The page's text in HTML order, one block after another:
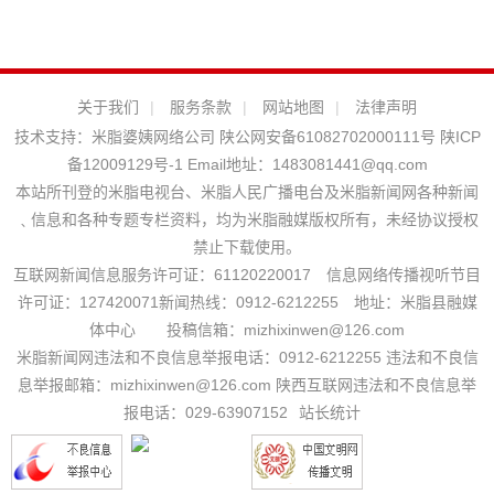
关于我们 | 服务条款 | 网站地图 |
法律声明
技术支持： 米脂婆姨网络公司 陕公网安备61082702000111号 陕ICP
备12009129号-1 Email地址： 1483081441@qq.com
本站所刊登的米脂电视台、米脂人民广播电台及米脂新闻网各种新闻
﹑信息和各种专题专栏资料，均为米脂融媒版权所有，未经协议授权
禁止下载使用。
互联网新闻信息服务许可证：61120220017 信息网络传播视听节目
许可证：127420071新闻热线：0912-6212255 地址：米脂县融媒
体中心 投稿信箱：mizhixinwen@126.com
米脂新闻网违法和不良信息举报电话：0912-6212255 违法和不良信
息举报邮箱：mizhixinwen@126.com 陕西互联网违法和不良信息举
报电话：029-63907152
站长统计